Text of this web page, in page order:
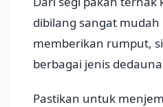
dibilang sangat
memberikan rumput,
berbagai jenis
Pastikan untuk